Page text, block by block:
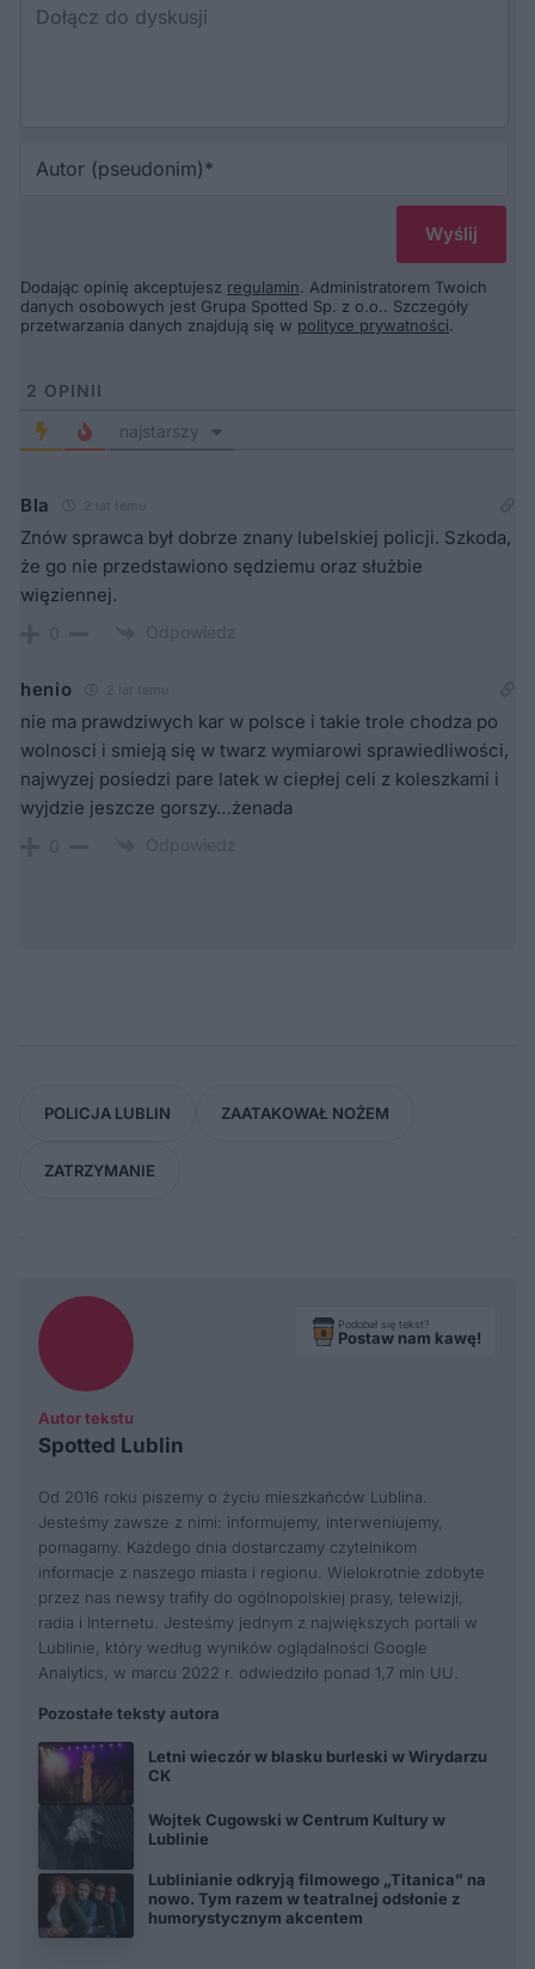
Dodając opinię akceptujesz regulamin. Administratorem Twoich
danych osobowych jest Grupa Spotted Sp. z o.o.. Szczegóły
przetwarzania danych znajdują się w polityce prywatności.
2 OPINII
najstarszy
Bla
Znów sprawca był dobrze znany lubelskiej policji. Szkoda,
że go nie przedstawiono sędziemu oraz służbie
więziennej.
henio
nie ma prawdziwych kar w polsce i takie trole chodza po
wolnosci i smieją się w twarz wymiarowi sprawiedliwości,
najwyzej posiedzi pare latek w ciepłej celi z koleszkami i
wyjdzie jeszcze gorszy…żenada
POLICJA LUBLIN ZAATAKOWAŁ NOŻEM
ZATRZYMANIE
Autor tekstu
Spotted Lublin
Podobał się tekst?
Postaw nam kawę!
Od 2016 roku piszemy o życiu mieszkańców Lublina.
Jesteśmy zawsze z nimi: informujemy, interweniujemy,
pomagamy. Każdego dnia dostarczamy czytelnikom
informacje z naszego miasta i regionu. Wielokrotnie zdobyte
przez nas newsy trafiły do ogólnopolskiej prasy, telewizji,
radia i Internetu. Jesteśmy jednym z największych portali w
Lublinie, który według wyników oglądalności Google
Analytics, w marcu 2022 r. odwiedziło ponad 1,7 mln UU.
Pozostałe teksty autora
Letni wieczór w blasku burleski w Wirydarzu
CK
Wojtek Cugowski w Centrum Kultury w
Lublinie
Lublinianie odkryją filmowego „Titanica” na
nowo. Tym razem w teatralnej odsłonie z
humorystycznym akcentem